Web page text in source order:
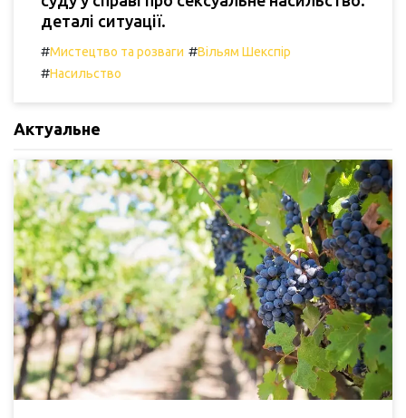
деталі ситуації.
#Мистецтво та розваги #Вільям Шекспір
#Насильство
Актуальне